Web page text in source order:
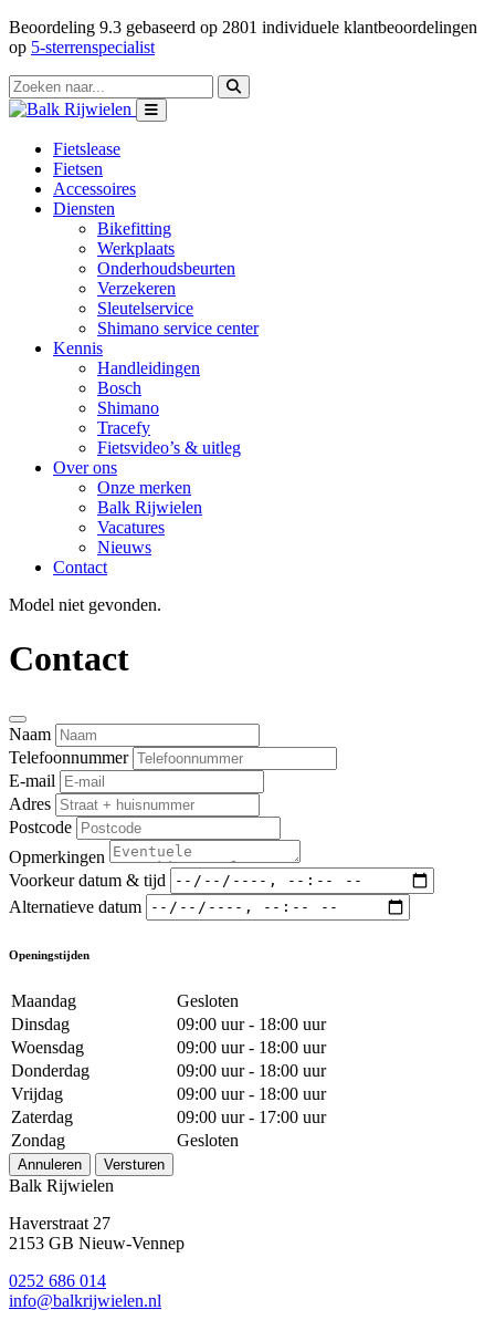
Beoordeling 9.3 gebaseerd op 2801 individuele klantbeoordelingen
op 5-sterrenspecialist
Fietslease
Fietsen
Accessoires
Diensten
Bikefitting
Werkplaats
Onderhoudsbeurten
Verzekeren
Sleutelservice
Shimano service center
Kennis
Handleidingen
Bosch
Shimano
Tracefy
Fietsvideo’s & uitleg
Over ons
Onze merken
Balk Rijwielen
Vacatures
Nieuws
Contact
Model niet gevonden.
Contact
Naam
Telefoonnummer
E-mail
Adres
Postcode
Opmerkingen
Voorkeur datum & tijd
Alternatieve datum
Openingstijden
Maandag
Gesloten
Dinsdag
09:00 uur - 18:00 uur
Woensdag
09:00 uur - 18:00 uur
Donderdag
09:00 uur - 18:00 uur
Vrijdag
09:00 uur - 18:00 uur
Zaterdag
09:00 uur - 17:00 uur
Zondag
Gesloten
Annuleren Versturen
Balk Rijwielen
Haverstraat 27
2153 GB Nieuw-Vennep
0252 686 014
info@balkrijwielen.nl